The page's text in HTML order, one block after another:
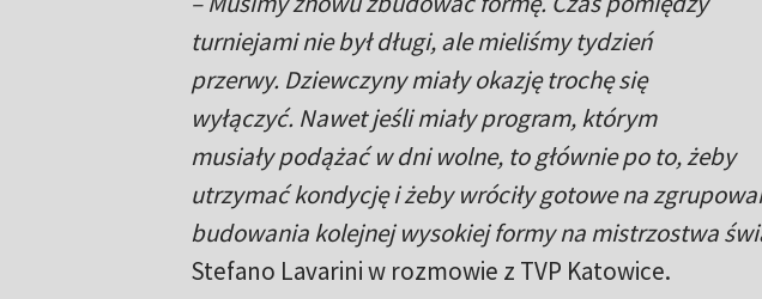
turniejami nie był długi, ale mieliśmy tydzień
przerwy. Dziewczyny miały okazję trochę się
wyłączyć. Nawet jeśli miały program, którym
musiały podążać w dni wolne, to głównie po to, żeby
utrzymać kondycję i żeby wróciły gotowe na
budowania kolejnej wysokiej formy na mistrzostwa
Stefano Lavarini w rozmowie z TVP Katowice.